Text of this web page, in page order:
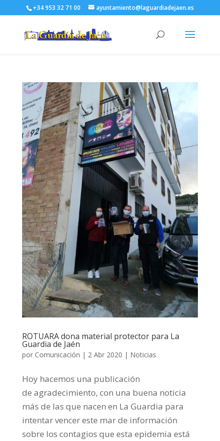
+34 953 32 71 00 ayuntamiento@laguardiadejaen.es
ROTUARA dona material protector para La
Guardia de Jaén
por Comunicación | 2 Abr 2020 | Noticias
Hoy hacemos una publicación
de agradecimiento, con una buena noticia
más de las que nacen en La Guardia para
intentar vencer este mar de información
sobre los contagios que esta epidemia está